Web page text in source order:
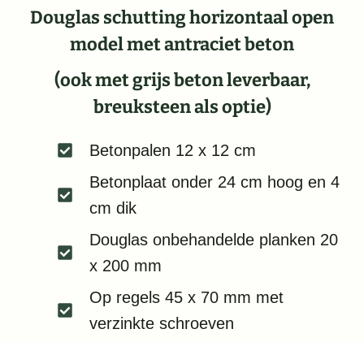
Douglas schutting horizontaal open
model met antraciet beton
(ook met grijs beton leverbaar,
breuksteen als optie)
Betonpalen 12 x 12 cm
Betonplaat onder 24 cm hoog en 4
cm dik
Douglas onbehandelde planken 20
x 200 mm
Op regels 45 x 70 mm met
verzinkte schroeven